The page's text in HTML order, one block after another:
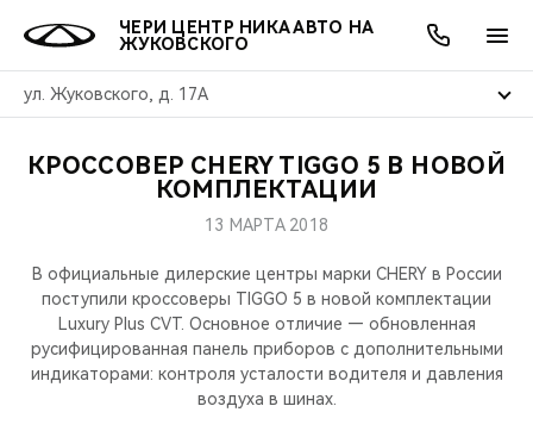
ЧЕРИ ЦЕНТР НИКА АВТО НА
ЖУКОВСКОГО
ул. Жуковского, д. 17А
МОДЕЛИ
КРОССОВЕРЫ
СЕДАНЫ
ПОКУПАТЕЛЯМ
КРЕДИТ И СТРАХОВАНИЕ
ВЛАДЕЛЬЦАМ
ЗАПЧАСТИ И АКСЕССУАРЫ
ПОДДЕРЖКА
МИР CHERY
О БРЕНДЕ
CHERY В СОЦСЕТЯХ
АКЦИИ
ОНЛАЙН СЕРВИСЫ
КРЕДИТ
О КОМПАНИИ
МЫ В СОЦСЕТЯХ
КРОССОВЕР CHERY TIGGO 5 В НОВОЙ
КОМПЛЕКТАЦИИ
13 МАРТА 2018
В официальные дилерские центры марки CHERY в России
поступили кроссоверы TIGGO 5 в новой комплектации
Luxury Plus CVT. Основное отличие — обновленная
русифицированная панель приборов с дополнительными
индикаторами: контроля усталости водителя и давления
воздуха в шинах.